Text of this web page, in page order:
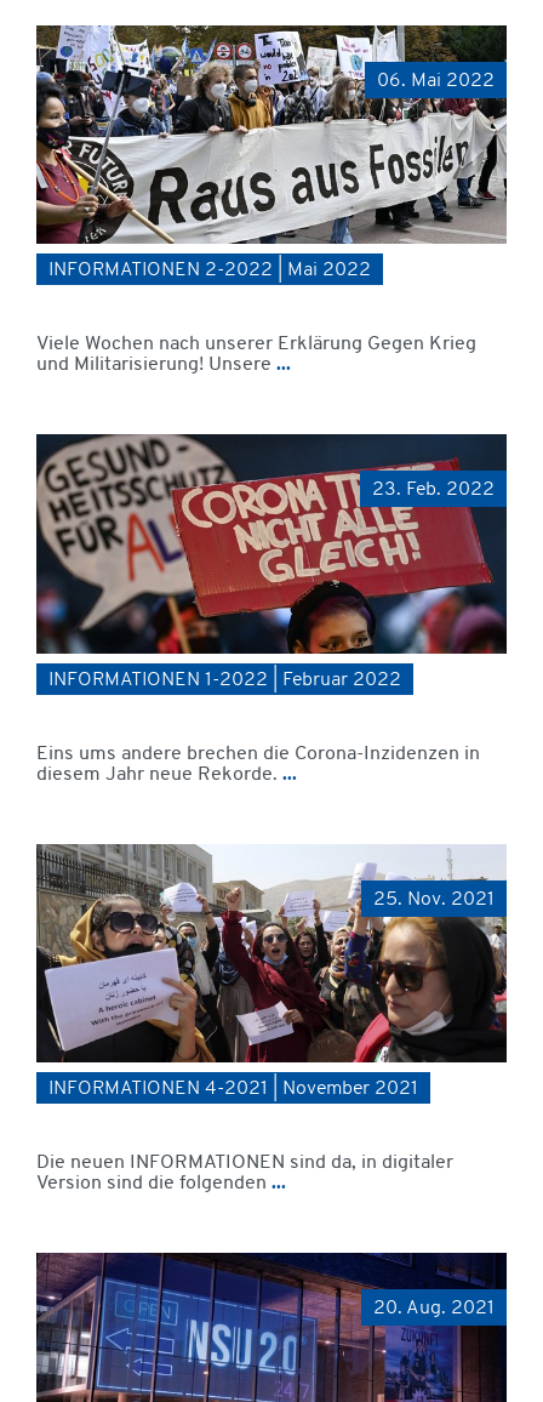
06. Mai 2022
INFORMATIONEN 2-2022 | Mai 2022
Viele Wochen nach unserer Erklärung Gegen Krieg
und Militarisierung! Unsere ...
23. Feb. 2022
INFORMATIONEN 1-2022 | Februar 2022
Eins ums andere brechen die Corona-Inzidenzen in
diesem Jahr neue Rekorde. ...
25. Nov. 2021
INFORMATIONEN 4-2021 | November 2021
Die neuen INFORMATIONEN sind da, in digitaler
Version sind die folgenden ...
20. Aug. 2021